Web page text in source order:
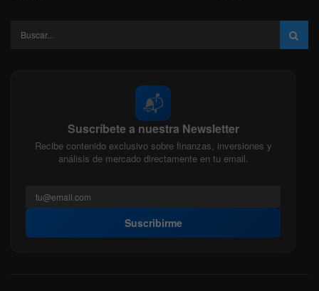
📬
Suscríbete a nuestra Newsletter
Recibe contenido exclusivo sobre finanzas, inversiones y
análisis de mercado directamente en tu email.
Suscribirme